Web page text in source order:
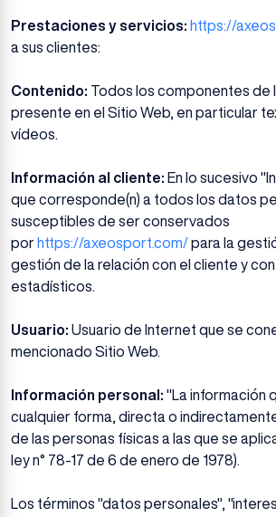
Prestaciones y servicios​: https://
a sus clientes:
Contenido​: Todos los componentes de
presente en el Sitio Web, en particular
vídeos.
Información al cliente​: En lo sucesivo
que corresponde(n) a todos los datos
susceptibles de ser conservados
por https://axeosport.com/para la
gestión de la relación con el cliente y
estadísticos.
Usuario: Usuario de Internet que se
mencionado Sitio Web.
Información personal​: "La información
cualquier forma, directa o
de las personas físicas a las que se
ley n° 78-17 de 6 de enero de 1978).
Los términos "datos personales",